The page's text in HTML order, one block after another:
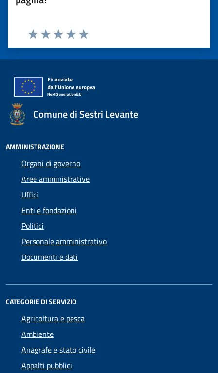
Valuta 5 stelle su 5
Valuta 4 stelle su 5
Valuta 3 stelle su 5
Valuta 2 stelle su 5
Valuta 1 stelle su 5
Comune di Sestri Levante
AMMINISTRAZIONE
Organi di governo
Aree amministrative
Uffici
Enti e fondazioni
Politici
Personale amministrativo
Documenti e dati
CATEGORIE DI SERVIZIO
Agricoltura e pesca
Ambiente
Anagrafe e stato civile
Appalti pubblici